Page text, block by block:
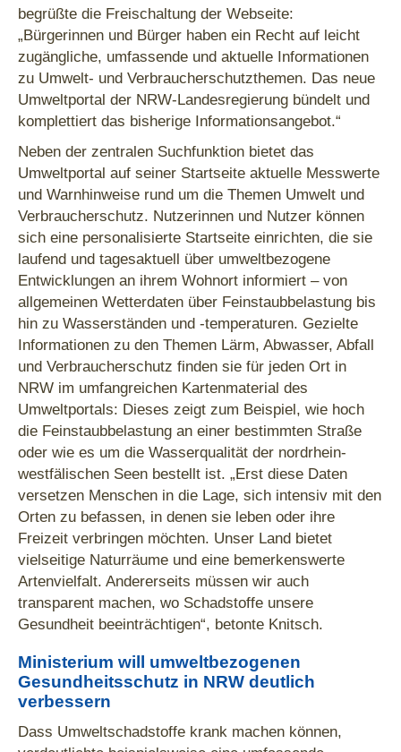
begrüßte die Freischaltung der Webseite:
„Bürgerinnen und Bürger haben ein Recht auf leicht
zugängliche, umfassende und aktuelle Informationen
zu Umwelt- und Verbraucherschutzthemen. Das neue
Umweltportal der NRW-Landesregierung bündelt und
komplettiert das bisherige Informationsangebot.“
Neben der zentralen Suchfunktion bietet das
Umweltportal auf seiner Startseite aktuelle Messwerte
und Warnhinweise rund um die Themen Umwelt und
Verbraucherschutz. Nutzerinnen und Nutzer können
sich eine personalisierte Startseite einrichten, die sie
laufend und tagesaktuell über umweltbezogene
Entwicklungen an ihrem Wohnort informiert – von
allgemeinen Wetterdaten über Feinstaubbelastung bis
hin zu Wasserständen und -temperaturen. Gezielte
Informationen zu den Themen Lärm, Abwasser, Abfall
und Verbraucherschutz finden sie für jeden Ort in
NRW im umfangreichen Kartenmaterial des
Umweltportals: Dieses zeigt zum Beispiel, wie hoch
die Feinstaubbelastung an einer bestimmten Straße
oder wie es um die Wasserqualität der nordrhein-
westfälischen Seen bestellt ist. „Erst diese Daten
versetzen Menschen in die Lage, sich intensiv mit den
Orten zu befassen, in denen sie leben oder ihre
Freizeit verbringen möchten. Unser Land bietet
vielseitige Naturräume und eine bemerkenswerte
Artenvielfalt. Andererseits müssen wir auch
transparent machen, wo Schadstoffe unsere
Gesundheit beeinträchtigen“, betonte Knitsch.
Ministerium will umweltbezogenen
Gesundheitsschutz in NRW deutlich
verbessern
Dass Umweltschadstoffe krank machen können,